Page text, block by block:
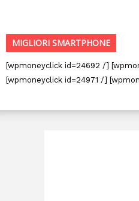
MIGLIORI SMARTPHONE
[wpmoneyclick id=24692 /]
[wpmoneyclick id=24971 /]